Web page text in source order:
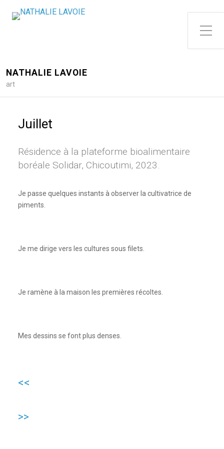
Toggle Side Menu
NATHALIE LAVOIE
art
Juillet
Résidence à la plateforme bioalimentaire
boréale Solidar, Chicoutimi, 2023.
Je passe quelques instants à observer la cultivatrice de
piments.
Je me dirige vers les cultures sous filets.
Je ramène à la maison les premières récoltes.
Mes dessins se font plus denses.
<<
>>